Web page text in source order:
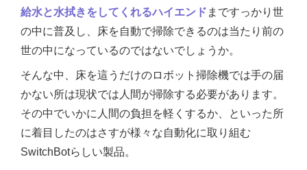
給水と水拭きをしてくれるハイエンド まですっかり世
の中に普及し、床を自動で掃除できるのは当たり前の
世の中になっているのではないでしょうか。
そんな中、床を這うだけのロボット掃除機では手の届
かない所は現状では人間が掃除する必要があります。
その中でいかに人間の負担を軽くするか、といった所
に着目したのはさすが様々な自動化に取り組む
SwitchBotらしい製品。